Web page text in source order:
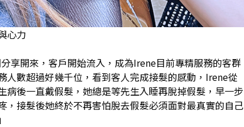
心力
享開來，客戶開始流入，成為Irene目前專精服務的客群
人數超過好幾千位，看到客人完成接髮的感動，Irene從
病後一直戴假髮，她總是等先生入睡再脫掉假髮，早一步
，接髮後她終於不再害怕脫去假髮必須面對最真實的自己